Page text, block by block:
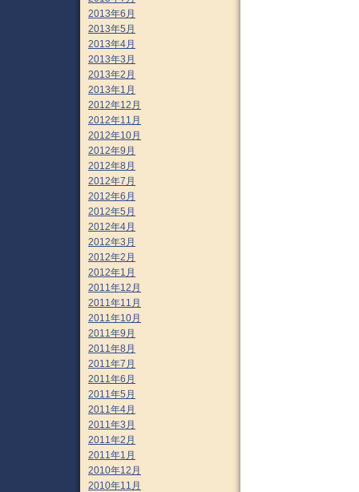
2013年6月
2013年5月
2013年4月
2013年3月
2013年2月
2013年1月
2012年12月
2012年11月
2012年10月
2012年9月
2012年8月
2012年7月
2012年6月
2012年5月
2012年4月
2012年3月
2012年2月
2012年1月
2011年12月
2011年11月
2011年10月
2011年9月
2011年8月
2011年7月
2011年6月
2011年5月
2011年4月
2011年3月
2011年2月
2011年1月
2010年12月
2010年11月